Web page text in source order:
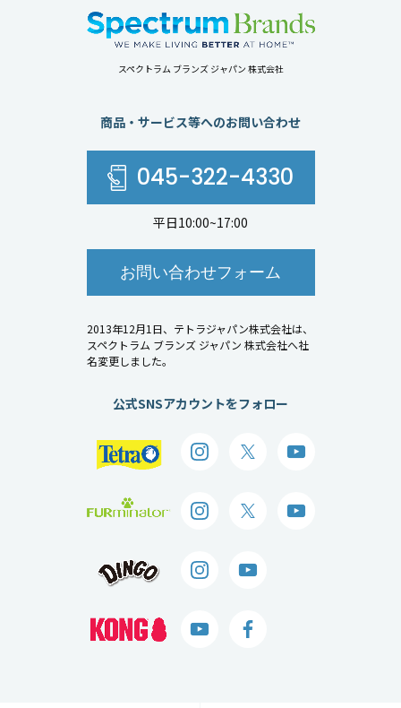
スペクトラム ブランズ ジャパン 株式会社
商品・サービス等へのお問い合わせ
045-322-4330
平日10:00~17:00
お問い合わせフォーム
2013年12月1日、テトラジャパン株式会社は、
スペクトラム ブランズ ジャパン 株式会社へ社
名変更しました。
公式SNSアカウントをフォロー